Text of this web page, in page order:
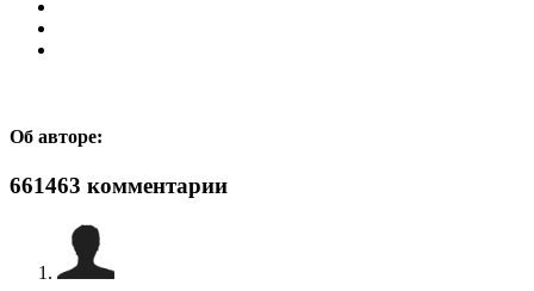
Об авторе:
661463 комментарии